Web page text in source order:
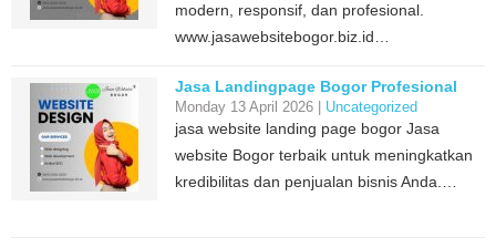
modern, responsif, dan profesional.
www.jasawebsitebogor.biz.id…
Jasa Landingpage Bogor Profesional
Monday 13 April 2026 | Uncategorized
jasa website landing page bogor Jasa
website Bogor terbaik untuk meningkatkan
kredibilitas dan penjualan bisnis Anda.…